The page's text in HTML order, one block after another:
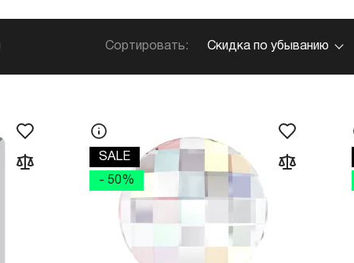
Сортировать: Скидка по убыванию
SALE
- 50%